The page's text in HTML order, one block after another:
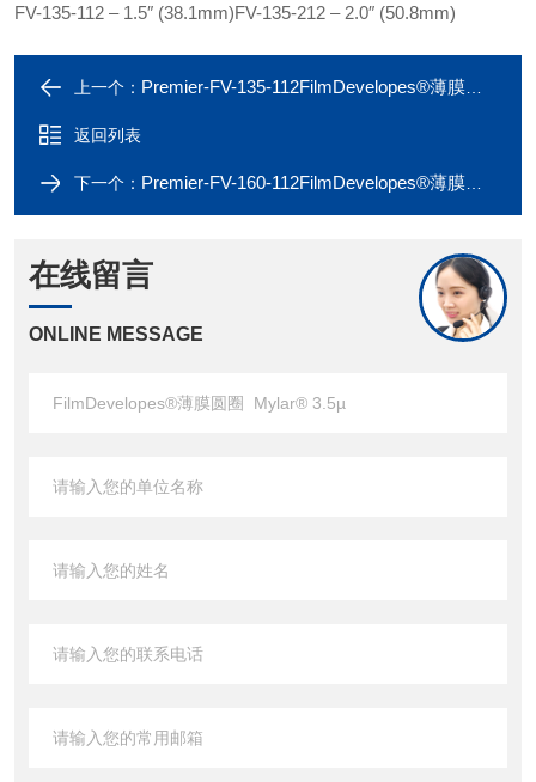
FV-135-112 – 1.5″ (38.1mm)FV-135-212 – 2.0″ (50.8mm)
上一个： Premier-FV-135-112FilmDevelopes®薄膜圆圈 Mylar® 3.5µ
返回列表
下一个： Premier-FV-160-112FilmDevelopes®薄膜圆圈 Mylar® 6.0µ
在线留言
ONLINE MESSAGE